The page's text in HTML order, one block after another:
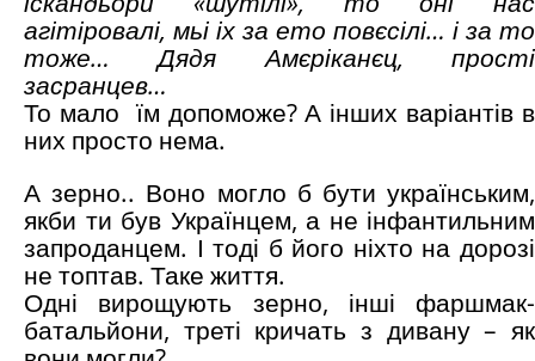
агітіровалі, мьі іх за ето повєсілі… і за то
тоже… Дядя Амєріканєц, прості
засранцев…
То мало їм допоможе? А інших варіантів в
них просто нема.
А зерно.. Воно могло б бути українським,
якби ти був Українцем, а не інфантильним
запроданцем. І тоді б його ніхто на дорозі
не топтав. Таке життя.
Одні вирощують зерно, інші фаршмак-
батальйони, треті кричать з дивану – як